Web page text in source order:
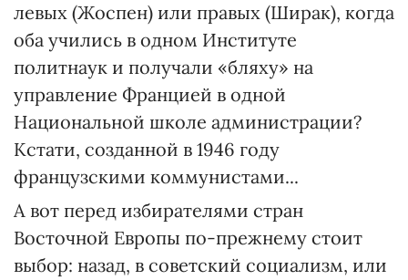
левых (Жоспен) или правых (Ширак), когда
оба учились в одном Институте
политнаук и получали «бляху» на
управление Францией в одной
Национальной школе администрации?
Кстати, созданной в 1946 году
французскими коммунистами...
А вот перед избирателями стран
Восточной Европы по-прежнему стоит
выбор: назад, в советский социализм, или